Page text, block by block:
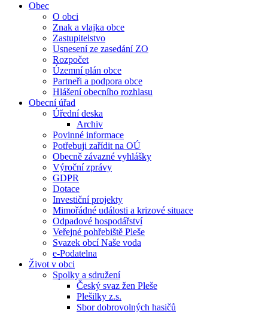
Obec
O obci
Znak a vlajka obce
Zastupitelstvo
Usnesení ze zasedání ZO
Rozpočet
Územní plán obce
Partneři a podpora obce
Hlášení obecního rozhlasu
Obecní úřad
Úřední deska
Archiv
Povinné informace
Potřebuji zařídit na OÚ
Obecně závazné vyhlášky
Výroční zprávy
GDPR
Dotace
Investiční projekty
Mimořádné události a krizové situace
Odpadové hospodářství
Veřejné pohřebiště Pleše
Svazek obcí Naše voda
e-Podatelna
Život v obci
Spolky a sdružení
Český svaz žen Pleše
Plešilky z.s.
Sbor dobrovolných hasičů